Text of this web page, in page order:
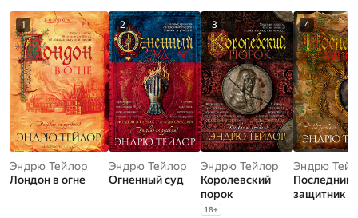
1
Эндрю Тейлор
Лондон в огне
2
Эндрю Тейлор
Огненный суд
3
Эндрю Тейлор
Королевский
порок
18+
4
Эндрю
Последний
защитник